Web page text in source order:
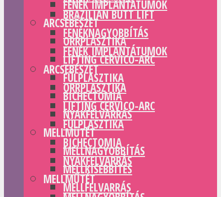
FENÉK IMPLANTÁTUMOK
ARCSEBÉSZET
ORRPLASZTIKA
LIFTING CERVICO-ARC
FÜLPLASZTIKA
BICHECTOMIA
NYAKFELVARRÁS
MELLMŰTÉT
MELLNAGYOBBÍTÁS
MELLKISEBBÍTÉS
MELLFELVARRÁS
BRAZILIAN BUTT LIFT
FENÉKNAGYOBBÍTÁS
FENÉK IMPLANTÁTUMOK
ARCSEBÉSZET
ORRPLASZTIKA
LIFTING CERVICO-ARC
FÜLPLASZTIKA
BICHECTOMIA
NYAKFELVARRÁS
MELLMŰTÉT